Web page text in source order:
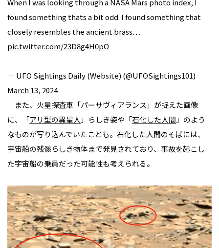
When I was looking through a NASA Mars photo index, I
found something thats a bit odd. I found something that
closely resembles the ancient brass…
pic.twitter.com/23D8g4H0pO
— UFO Sightings Daily (Website) (@UFOSightings101)
March 13, 2024
また、火星探査車「パーサヴィアランス」が捉えた画像
に、「アリ型の異星人 」らしき姿や「石化した人間 」のよう
なものが写り込んでいたことも。石化した人間のそばには、
宇宙船の残骸らしき物体まで発見されており、事故を起こし
た宇宙船の乗員だった可能性も考えられる。